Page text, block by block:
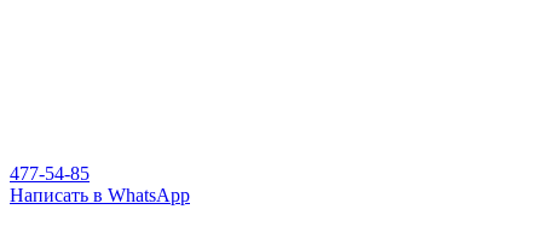
477-54-85
Написать в WhatsApp